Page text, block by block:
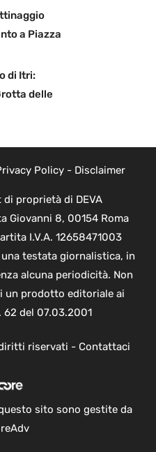
a Piazza
di Itri:
delle
Policy- Disclaimer
proprietà di DEVA
Giovanni 8, 00154 Roma
I.V.A. 12658471003
testata giornalistica, in
alcuna periodicità. Non
un prodotto editoriale ai
62 del 07.03.2001
riservati - Contattaci
sito sono gestite da